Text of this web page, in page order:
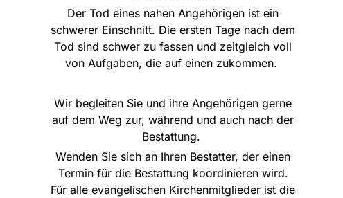
Der Tod eines nahen Angehörigen ist ein
schwerer Einschnitt. Die ersten Tage nach dem
Tod sind schwer zu fassen und zeitgleich voll
von Aufgaben, die auf einen zukommen.
Wir begleiten Sie und ihre Angehörigen gerne
auf dem Weg zur, während und auch nach der
Bestattung.
Wenden Sie sich an Ihren Bestatter, der einen
Termin für die Bestattung koordinieren wird.
Für alle evangelischen Kirchenmitglieder ist die